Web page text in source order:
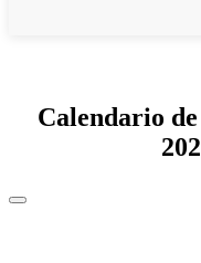
Calendario